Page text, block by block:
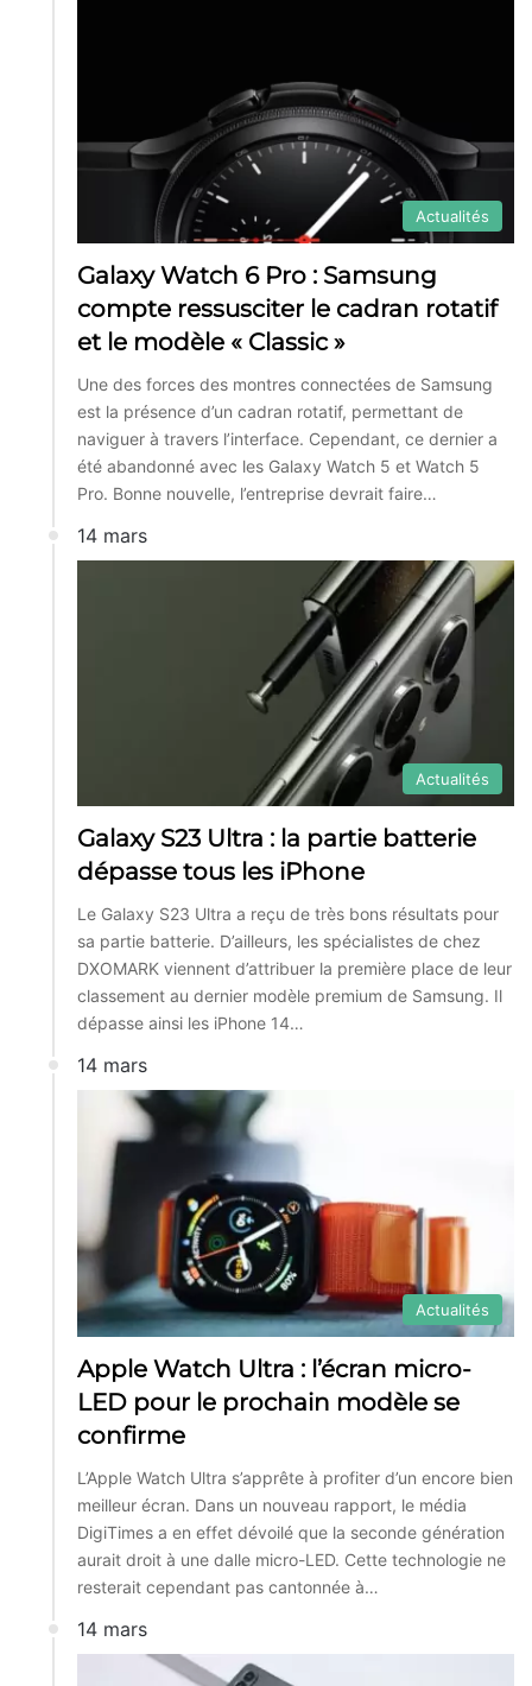
Actualités
Galaxy Watch 6 Pro : Samsung
compte ressusciter le cadran rotatif
et le modèle « Classic »
Une des forces des montres connectées de Samsung
est la présence d’un cadran rotatif, permettant de
naviguer à travers l’interface. Cependant, ce dernier a
été abandonné avec les Galaxy Watch 5 et Watch 5
Pro. Bonne nouvelle, l’entreprise devrait faire…
14 mars
Actualités
Galaxy S23 Ultra : la partie batterie
dépasse tous les iPhone
Le Galaxy S23 Ultra a reçu de très bons résultats pour
sa partie batterie. D’ailleurs, les spécialistes de chez
DXOMARK viennent d’attribuer la première place de leur
classement au dernier modèle premium de Samsung. Il
dépasse ainsi les iPhone 14…
14 mars
Actualités
Apple Watch Ultra : l’écran micro-
LED pour le prochain modèle se
confirme
L’Apple Watch Ultra s’apprête à profiter d’un encore bien
meilleur écran. Dans un nouveau rapport, le média
DigiTimes a en effet dévoilé que la seconde génération
aurait droit à une dalle micro-LED. Cette technologie ne
resterait cependant pas cantonnée à…
14 mars